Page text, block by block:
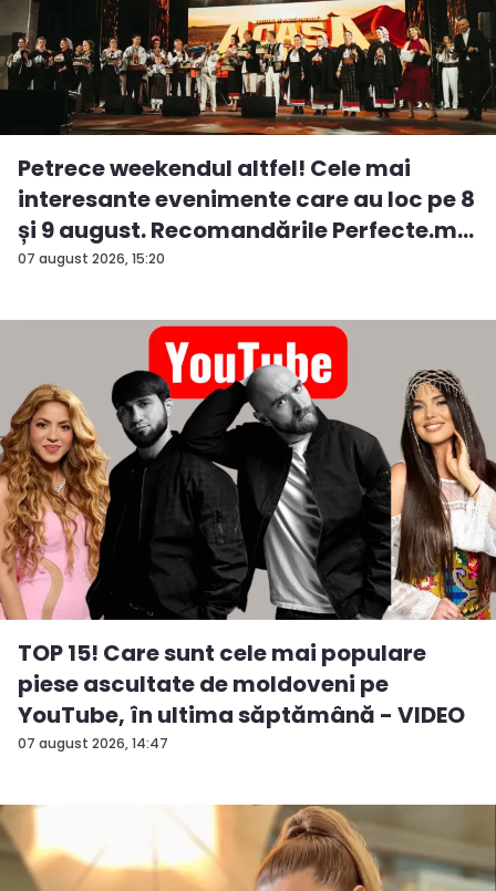
07 august 2026, 15:20
Petrece weekendul altfel! Cele mai
interesante evenimente care au loc pe 8
și 9 august. Recomandările Perfecte.m...
07 august 2026, 14:47
TOP 15! Care sunt cele mai populare
piese ascultate de moldoveni pe
YouTube, în ultima săptămână - VIDEO